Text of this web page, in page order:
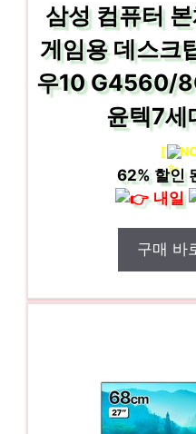
삼성 컴퓨터
게임용 데스크
우10 G4560/
윤텍7세
[
62% 할인
내일
구매 바